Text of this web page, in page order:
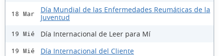
18 Mar
Día Mundial de las Enfermedades Reumáticas de la
Juventud
19 Mié Día Internacional de Leer para Mí
19 Mié Día Internacional del Cliente